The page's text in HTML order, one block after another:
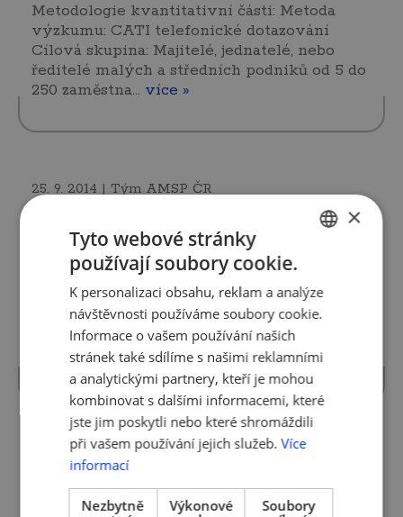
Metodologie kvantitativní části: Metoda
výzkumu: CATI telefonické dotazování
Cílová skupina: Majitelé, jednatelé, nebo
ředitelé malých a středních podniků od 5 do
250 zaměstna… více »
25. 9. 2014 | Tým AMSP ČR
dotace
Hlavním cílem výzkumu bylo zjistit postoje
a zkušenosti malých a středních podniků i
obcí s čerpáním finančních prostředků, s
výstupy dále pracovat a prezentovat je
směrem k veř…více »
8. 7. 2011 | Tým AMSP ČR
11. průzkum AMSP ČR (pro MPO)
– Využití pomoci z OPPI
ENGLISH
×
Tyto webové stránky
používají soubory cookie.
K personalizaci obsahu, reklam a analýze
návštěvnosti používáme soubory cookie.
Informace o vašem používání našich
stránek také sdílíme s našimi reklamními
a analytickými partnery, kteří je mohou
kombinovat s dalšími informacemi, které
jste jim poskytli nebo které shromáždili
při vašem používání jejich služeb. Více
informací
Nezbytně
Výkonové
Soubory